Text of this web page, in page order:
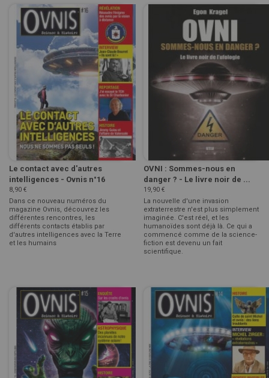
Le contact avec d'autres
intelligences - Ovnis n°16
8,90 €
Dans ce nouveau numéros du
magazine Ovnis, découvrez les
différentes rencontres, les
différents contacts établis par
d'autres intelligences avec la Terre
et les humains
OVNI : Sommes-nous en
danger ? - Le livre noir de ...
19,90 €
La nouvelle d'une invasion
extraterrestre n'est plus simplement
imaginée. C'est réel, et les
humanoïdes sont déjà là. Ce qui a
commencé comme de la science-
fiction est devenu un fait
scientifique.